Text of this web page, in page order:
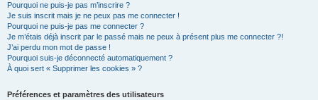
Pourquoi ne puis-je pas m’inscrire ?
Je suis inscrit mais je ne peux pas me connecter !
Pourquoi ne puis-je pas me connecter ?
Je m’étais déjà inscrit par le passé mais ne peux à présent plus me connecter ?!
J’ai perdu mon mot de passe !
Pourquoi suis-je déconnecté automatiquement ?
À quoi sert « Supprimer les cookies » ?
Préférences et paramètres des utilisateurs